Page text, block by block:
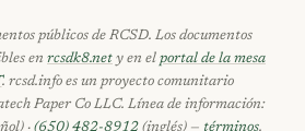
públicos de RCSD. Los documentos
en rcsdk8.net y en el portal de la mesa
. rcsd.info es un proyecto comunitario
Paper Co LLC. Línea de información:
· (650) 482-8912(inglés) — términos.